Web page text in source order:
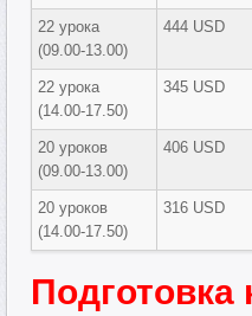
22 урока
(09.00-13.00)
444 USD
22 урока
(14.00-17.50)
345 USD
20 уроков
(09.00-13.00)
406 USD
20 уроков
(14.00-17.50)
316 USD
Подготовка